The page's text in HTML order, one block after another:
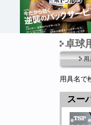
1970年1月01日 発売
卓球
用具名で
スー